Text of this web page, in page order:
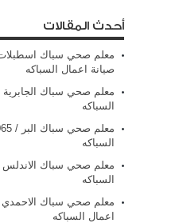
أحدث المقالات
صيانة اعمال السباكه
السباكه
السباكه
السباكه
اعمال السباكه